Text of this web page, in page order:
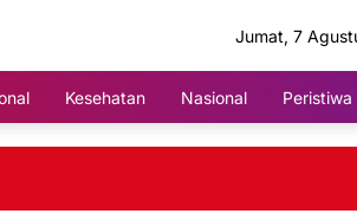
Jumat, 7
Kesehatan Nasional Peristiwa